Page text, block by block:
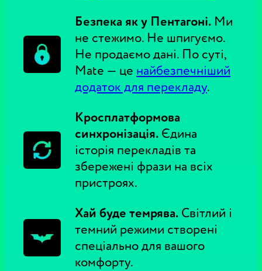
Безпека як у Пентагоні. Ми
не стежимо. Не шпигуємо.
Не продаємо дані. По суті,
Mate — це найбезпечніший
додаток для перекладу.
Кросплатформова
синхронізація. Єдина
історія перекладів та
збережені фрази на всіх
пристроях.
Хай буде темрява. Світлий і
темний режими створені
спеціально для вашого
комфорту.